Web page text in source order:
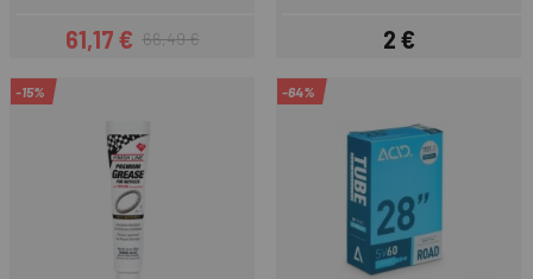
Prix
61,17 €Prix habituel
66,49 €
Prix
2 €
-15% -64%